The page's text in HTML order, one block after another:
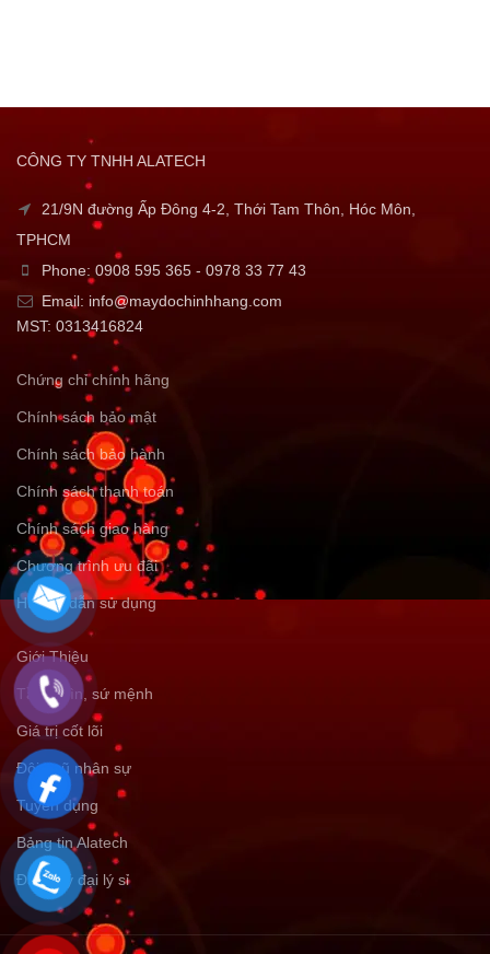
CÔNG TY TNHH ALATECH
21/9N đường Ấp Đông 4-2, Thới Tam Thôn, Hóc Môn,
TPHCM
Phone: 0908 595 365 - 0978 33 77 43
Email: info@maydochinhhang.com
MST: 0313416824
Chứng chỉ chính hãng
Chính sách bảo mật
Chính sách bảo hành
Chính sách thanh toán
Chính sách giao hàng
Chương trình ưu đãi
Hướng dẫn sử dụng
Giới Thiệu
Tầm nhìn, sứ mệnh
Giá trị cốt lõi
Đội ngũ nhân sự
Tuyển dụng
Bảng tin Alatech
Đăng ký đại lý sỉ